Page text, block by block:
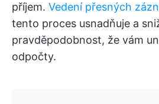
příjem. Vedení přesných
tento proces usnadňuje a
pravděpodobnost, že vám
odpočty.